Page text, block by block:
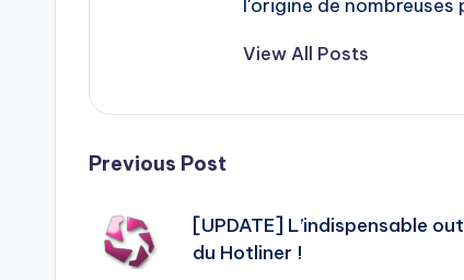
l'origine de nombreuses
View All Posts
Post
navigation
Previous Post
[UPDATE] L’indispensable
du Hotliner !